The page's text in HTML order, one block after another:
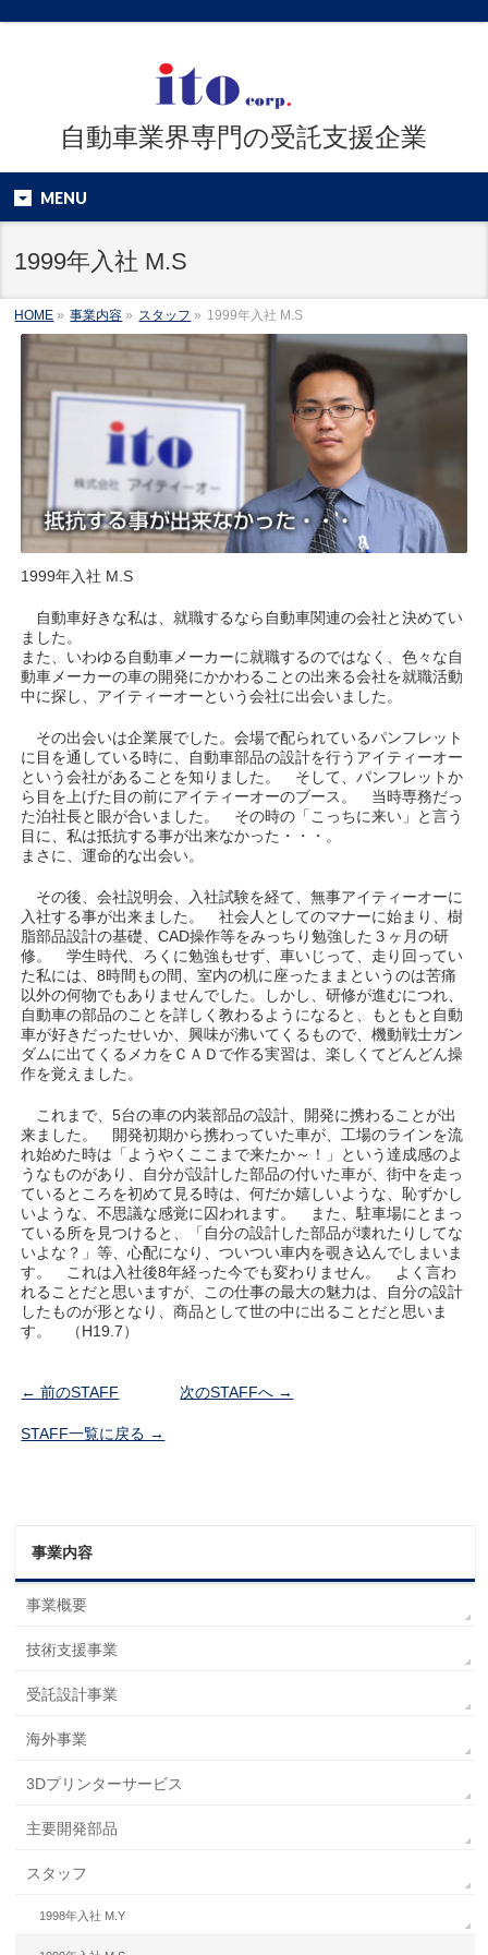
自動車業界専門の受託支援企業
MENU
1999年入社 M.S
HOME » 事業内容 » スタッフ » 1999年入社 M.S
1999年入社 M.S
自動車好きな私は、就職するなら自動車関連の会社と決めてい
ました。
また、いわゆる自動車メーカーに就職するのではなく、色々な自
動車メーカーの車の開発にかかわることの出来る会社を就職活動
中に探し、アイティーオーという会社に出会いました。
その出会いは企業展でした。会場で配られているパンフレット
に目を通している時に、自動車部品の設計を行うアイティーオー
という会社があることを知りました。 そして、パンフレットか
ら目を上げた目の前にアイティーオーのブース。 当時専務だっ
た泊社長と眼が合いました。 その時の「こっちに来い」と言う
目に、私は抵抗する事が出来なかった・・・。
まさに、運命的な出会い。
その後、会社説明会、入社試験を経て、無事アイティーオーに
入社する事が出来ました。 社会人としてのマナーに始まり、樹
脂部品設計の基礎、CAD操作等をみっちり勉強した３ヶ月の研
修。 学生時代、ろくに勉強もせず、車いじって、走り回ってい
た私には、8時間もの間、室内の机に座ったままというのは苦痛
以外の何物でもありませんでした。しかし、研修が進むにつれ、
自動車の部品のことを詳しく教わるようになると、もともと自動
車が好きだったせいか、興味が沸いてくるもので、機動戦士ガン
ダムに出てくるメカをＣＡＤで作る実習は、楽しくてどんどん操
作を覚えました。
これまで、5台の車の内装部品の設計、開発に携わることが出
来ました。 開発初期から携わっていた車が、工場のラインを流
れ始めた時は「ようやくここまで来たか～！」という達成感のよ
うなものがあり、自分が設計した部品の付いた車が、街中を走っ
ているところを初めて見る時は、何だか嬉しいような、恥ずかし
いような、不思議な感覚に囚われます。 また、駐車場にとまっ
ている所を見つけると、「自分の設計した部品が壊れたりしてな
いよな？」等、心配になり、ついつい車内を覗き込んでしまいま
す。 これは入社後8年経った今でも変わりません。 よく言わ
れることだと思いますが、この仕事の最大の魅力は、自分の設計
したものが形となり、商品として世の中に出ることだと思いま
す。 （H19.7）
← 前のSTAFF 次のSTAFFへ →
STAFF一覧に戻る →
事業内容
事業概要
技術支援事業
受託設計事業
海外事業
3Dプリンターサービス
主要開発部品
スタッフ
1998年入社 M.Y